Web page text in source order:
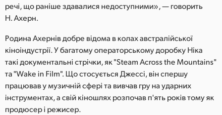
речі, що раніше здавалися недоступними», — говорить
Н. Ахерн.
Родина Ахернів добре відома в колах австралійської
кіноіндустрії. У багатому операторському доробку Ніка
такі документальні стрічки, як "Steam Across the Mountains"
та "Wake in Film". Що стосується Джессі, він спершу
працював у музичній сфері та вивчав гру на ударних
інструментах, а свій кіношлях розпочав п'ять років тому як
продюсер і режисер.